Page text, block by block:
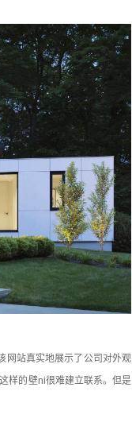
网站真实地展示了公司对外观
样的壁ni很难建立联系。但是